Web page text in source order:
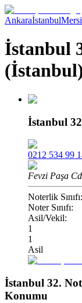
Ankaraİstanbul
İstanbul
İstanbul
0212 534 99
Fevzi Paşa
Noterlik Sınıfı:
Noter Sınıfı:
Asil/Vekil:
1
1
Asil
İstanbul 32.
Konumu